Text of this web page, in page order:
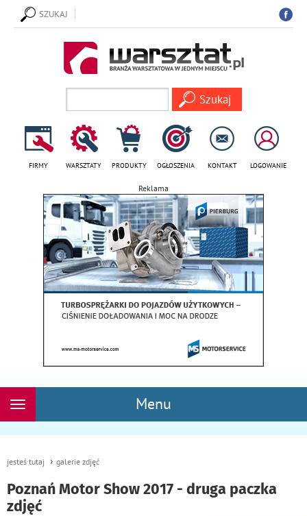
SZUKAJ
FIRMY WARSZTATY PRODUKTY OGŁOSZENIA KONTAKT LOGOWANIE
Reklama
Menu
Rozwiń
jesteś tutaj galerie zdjęć
Poznań Motor Show 2017 - druga paczka
zdjęć